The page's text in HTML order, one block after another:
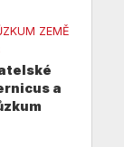
ZEMĚ
a